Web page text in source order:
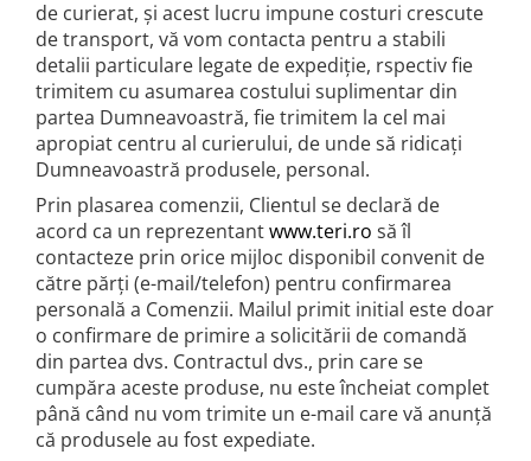
de curierat, și acest lucru impune costuri crescute
de transport, vă vom contacta pentru a stabili
detalii particulare legate de expediție, rspectiv fie
trimitem cu asumarea costului suplimentar din
partea Dumneavoastră, fie trimitem la cel mai
apropiat centru al curierului, de unde să ridicați
Dumneavoastră produsele, personal.
Prin plasarea comenzii, Clientul se declară de
acord ca un reprezentantwww.teri.ro să îl
contacteze prin orice mijloc disponibil convenit de
către părți (e-mail/telefon) pentru confirmarea
personală a Comenzii. Mailul primit initial este doar
o confirmare de primire a solicitării de comandă
din partea dvs. Contractul dvs., prin care se
cumpăra aceste produse, nu este încheiat complet
până când nu vom trimite un e-mail care vă anunță
că produsele au fost expediate.